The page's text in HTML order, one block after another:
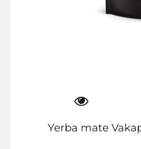
Yerba mate